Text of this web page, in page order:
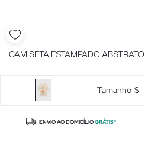
CAMISETA ESTAMPADO ABSTRATO
Tamanho S
ENVIO AO DOMICÍLIOGRÁTIS*